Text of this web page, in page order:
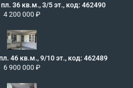
36 кв.м., 3/5 эт., код: 462490
4 200 000 ₽
46 кв.м., 9/10 эт., код: 462489
6 900 000 ₽